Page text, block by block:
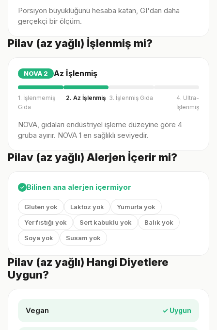
Porsiyon büyüklüğünü hesaba katan, GI'dan daha
gerçekçi bir ölçüm.
Pilav (az yağlı) İşlenmiş mi?
NOVA 2 Az İşlenmiş
1. İşlenmemiş
Gıda
2. Az İşlenmiş 3. İşlenmiş Gıda
4. Ultra-
İşlenmiş
NOVA, gıdaları endüstriyel işleme düzeyine göre 4
gruba ayırır. NOVA 1 en sağlıklı seviyedir.
Pilav (az yağlı) Alerjen İçerir mi?
✓ Bilinen ana alerjen içermiyor
Gluten yok Laktoz yok
Yumurta yok
Yer fıstığı yok
Sert kabuklu yok
Balık yok
Soya yok
Susam yok
Pilav (az yağlı) Hangi Diyetlere
Uygun?
Vegan ✓ Uygun